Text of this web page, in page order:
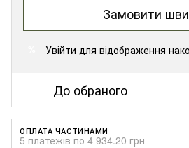
Замовити
Увійти для відображення
До обраного
ОПЛАТА ЧАСТИНАМИ
5 платежів по 4 934.20 грн